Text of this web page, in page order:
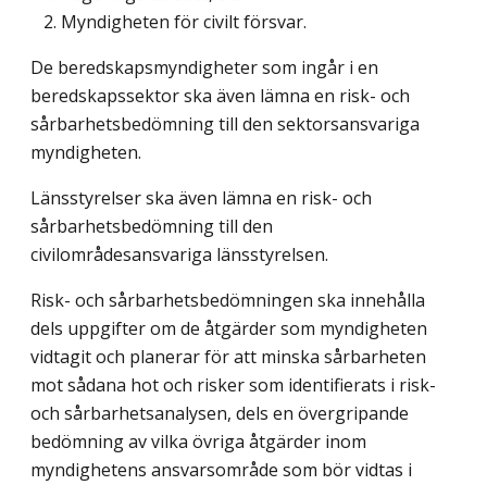
2. Myndigheten för civilt försvar.
De beredskapsmyndigheter som ingår i en
beredskapssektor ska även lämna en risk- och
sårbarhetsbedömning till den sektorsansvariga
myndigheten.
Länsstyrelser ska även lämna en risk- och
sårbarhetsbedömning till den
civilområdesansvariga länsstyrelsen.
Risk- och sårbarhetsbedömningen ska innehålla
dels uppgifter om de åtgärder som myndigheten
vidtagit och planerar för att minska sårbarheten
mot sådana hot och risker som identifierats i risk-
och sårbarhetsanalysen, dels en övergripande
bedömning av vilka övriga åtgärder inom
myndighetens ansvarsområde som bör vidtas i